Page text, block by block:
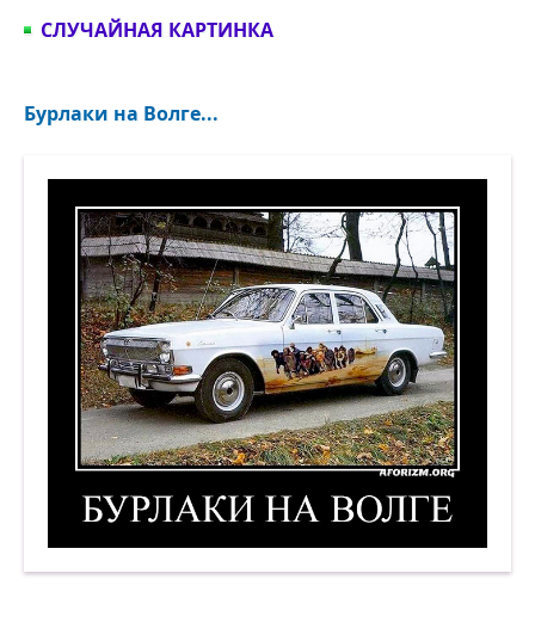
СЛУЧАЙНАЯ КАРТИНКА
Бурлаки на Волге...